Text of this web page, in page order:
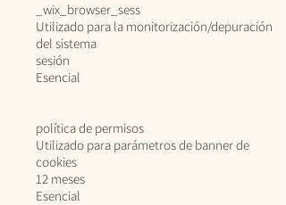
_wix_browser_sess
Utilizado para la monitorización/depuración
del sistema
sesión
Esencial
política de permisos
Utilizado para parámetros de banner de
cookies
12 meses
Esencial